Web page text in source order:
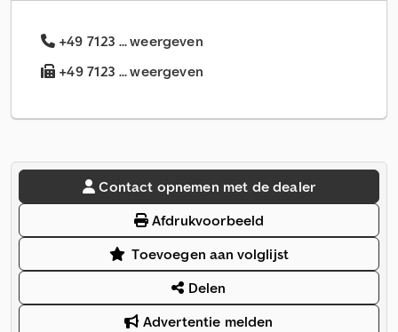
+49 7123 ... weergeven
+49 7123 ... weergeven
Contact opnemen met de dealer
Afdrukvoorbeeld
Toevoegen aan volglijst
Delen
Advertentie melden